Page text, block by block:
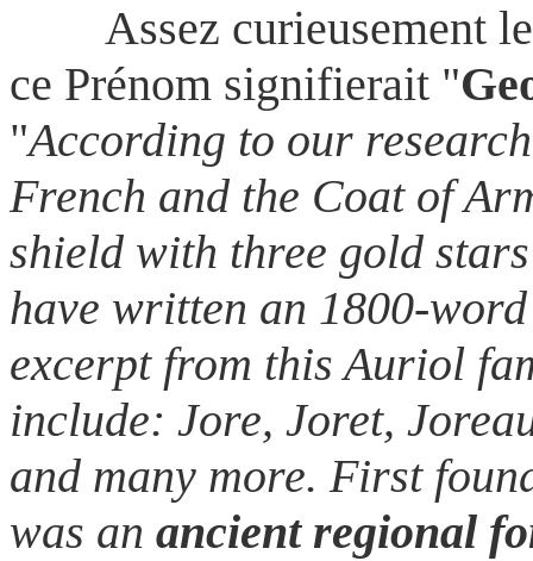
Assez curieusement
ce Prénom signifierait "
"According to our
French and the Coat of
shield with three gold
have written an 1800-
excerpt from this Auriol
include: Jore, Joret,
and many more. First
was an ancient regional